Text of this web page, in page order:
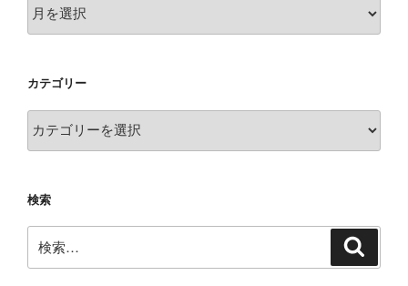
ー
ブ
カテゴリー
テ
ー
検索
索: